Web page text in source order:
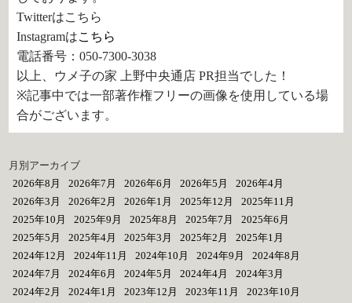
Twitterはこちら
Instagramはこちら
電話番号：050-7300-3038
以上、ウメ子の家 上野中央通店 PR担当でした！
※記事中では一部著作権フリーの画像を使用している場
合がございます。
月別アーカイブ
2026年8月
2026年7月 2026年6月 2026年5月
2026年4月
2026年3月
2026年2月 2026年1月 2025年12月
2025年11月
2025年10月
2025年9月 2025年8月 2025年7月
2025年6月
2025年5月
2025年4月 2025年3月 2025年2月
2025年1月
2024年12月
2024年11月 2024年10月 2024年9月
2024年8月
2024年7月
2024年6月 2024年5月 2024年4月
2024年3月
2024年2月
2024年1月 2023年12月 2023年11月
2023年10月